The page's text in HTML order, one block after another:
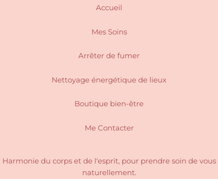
Accueil
Mes Soins
Arrêter de fumer
Nettoyage énergétique de lieux
Boutique bien-être
Me Contacter
Harmonie du corps et de l'esprit, pourprendre soin de vous
naturellement.